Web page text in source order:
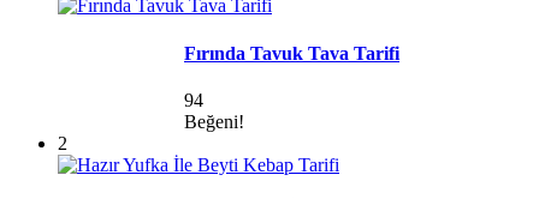
Fırında Tavuk Tava Tarifi
94
Beğeni!
2